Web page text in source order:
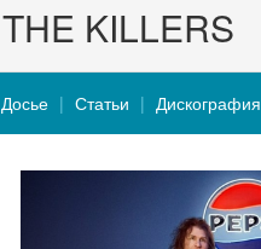
THE KILLERS
Досье Статьи Дискография